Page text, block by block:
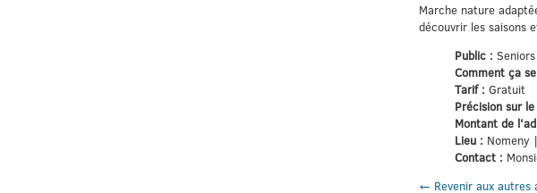
Marche nature
découvrir les saisons
Public : Seniors
Comment ça
Tarif : Gratuit
Précision sur
Montant de
Lieu : Nomeny
Contact :
← Revenir aux autres